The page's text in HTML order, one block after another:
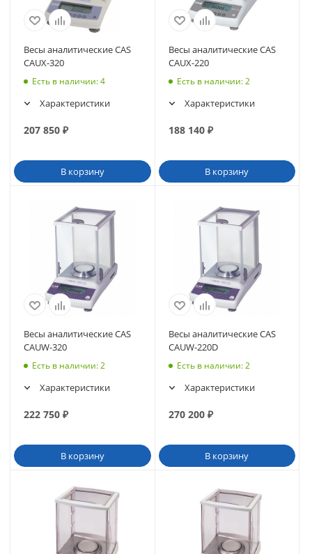
Весы аналитические CAS
CAUX-320
Есть в наличии: 4
Характеристики
207 850 ₽
В корзину
Весы аналитические CAS
CAUX-220
Есть в наличии: 2
Характеристики
188 140₽
В корзину
Весы аналитические CAS
CAUW-320
Есть в наличии: 2
Характеристики
222 750 ₽
В корзину
Весы аналитические CAS
CAUW-220D
Есть в наличии: 2
Характеристики
270 200₽
В корзину